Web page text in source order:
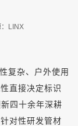
LINX
复杂、户外使用
直接决定标识
四十余年深耕
对性研发管材